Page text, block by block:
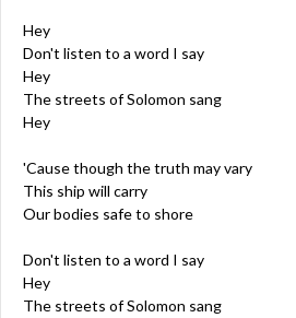
Hey
Don't listen to a word I say
Hey
The streets of Solomon sang
Hey
'Cause though the truth may vary
This ship will carry
Our bodies safe to shore
Don't listen to a word I say
Hey
The streets of Solomon sang